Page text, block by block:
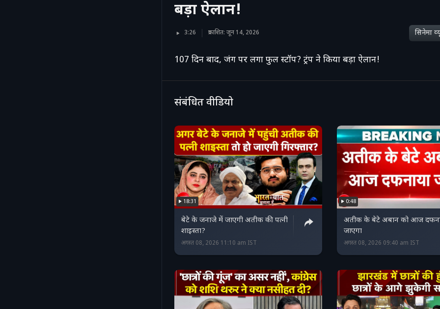
बड़ा ऐलान!
3:26 प्रकाशित: जून 14, 2026 सिनेमा
107 दिन बाद, जंग पर लगा फुल स्टॉप? ट्रंप ने किया बड़ा ऐलान!
संबंधित वीडियो
18:31
बेटे के जनाजे में जाएगी अतीक की पत्नी
शाइस्ता?
अगस्त 08, 2026 11:10 am IST
0:48
अतीक के बेटे अबान को आज
जाएगा
अगस्त 08, 2026 09:40 am IST